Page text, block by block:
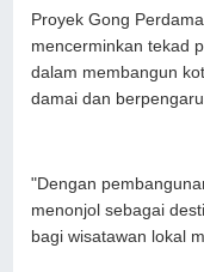
Proyek Gong
mencerminkan tekad
dalam membangun
damai dan
"Dengan
menonjol sebagai
bagi wisatawan lokal